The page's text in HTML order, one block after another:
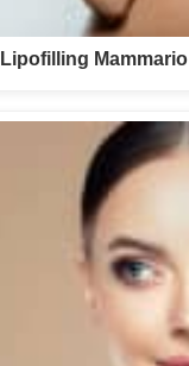
Lipofilling Mammario